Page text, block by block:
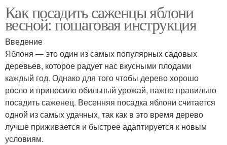
Как посадить саженцы яблони
весной: пошаговая инструкция
Введение
Яблоня — это один из самых популярных садовых
деревьев, которое радует нас вкусными плодами
каждый год. Однако для того чтобы дерево хорошо
росло и приносило обильный урожай, важно правильно
посадить саженец. Весенняя посадка яблони считается
одной из самых удачных, так как в это время дерево
лучше приживается и быстрее адаптируется к новым
условиям.